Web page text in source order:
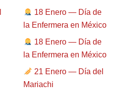
18 Enero — Día de
la Enfermera en México
18 Enero — Día de
la Enfermera en México
21 Enero — Día del
Mariachi